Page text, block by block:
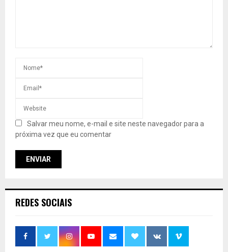
Salvar meu nome, e-mail e site neste navegador para a
próxima vez que eu comentar
REDES SOCIAIS